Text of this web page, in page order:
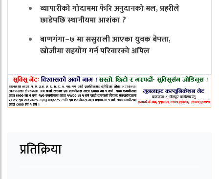
व्यापारीको गोदाममा फेरि अनुदानको मल, प्रहरीले
छाडेपछि स्थानीयमा आशंका ?
बाणगंगा–७ मा ससुराली आएका युवक बेपत्ता,
खोजीमा सहयोग गर्न परिवारको अपिल
प्रतिक्रिया